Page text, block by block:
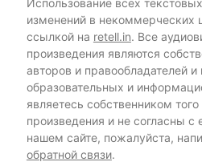
Использование всех
изменений в некоммерческих
ссылкой на retell.in. Все
произведения являются
авторов и правообладателей и
образовательных и
являетесь собственником того
произведения и не согласны
нашем сайте, пожалуйста,
обратной связи.